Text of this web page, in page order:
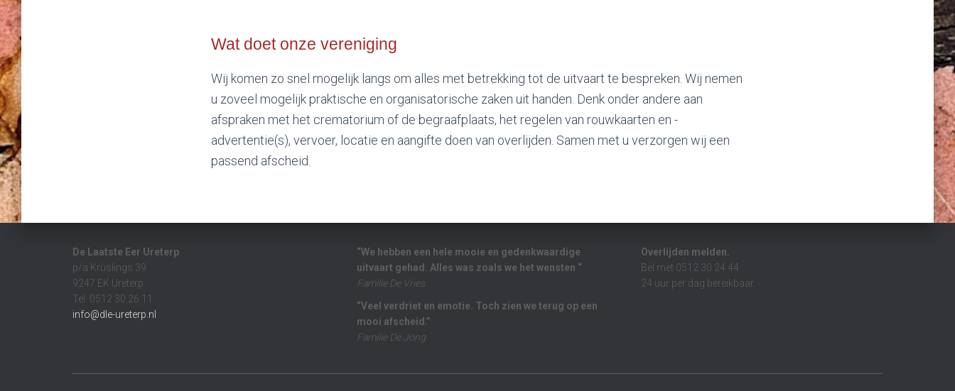
Wat doet onze vereniging
Wij komen zo snel mogelijk langs om alles met betrekking tot de uitvaart te bespreken. Wij nemen
u zoveel mogelijk praktische en organisatorische zaken uit handen. Denk onder andere aan
afspraken met het crematorium of de begraafplaats, het regelen van rouwkaarten en -
advertentie(s), vervoer, locatie en aangifte doen van overlijden. Samen met u verzorgen wij een
passend afscheid.
De Laatste Eer Ureterp
p/a Krúslings 39
9247 EK Ureterp
Tel. 0512 30 26 11
info@dle-ureterp.nl
“We hebben een hele mooie en gedenkwaardige
uitvaart gehad. Alles was zoals we het wensten “
Familie De Vries
“Veel verdriet en emotie. Toch zien we terug op een
mooi afscheid.”
Familie De Jong
Overlijden melden.
Bel met 0512 30 24 44
24 uur per dag bereikbaar.